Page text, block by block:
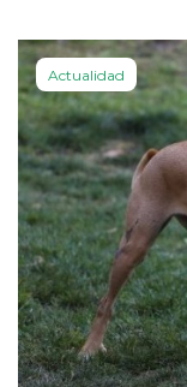
Actualidad